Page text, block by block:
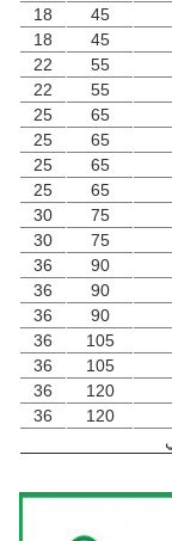
45
18
45
18
55
22
55
22
65
25
65
25
65
25
65
25
75
30
75
30
90
36
90
36
90
36
105
36
105
36
120
36
120
36